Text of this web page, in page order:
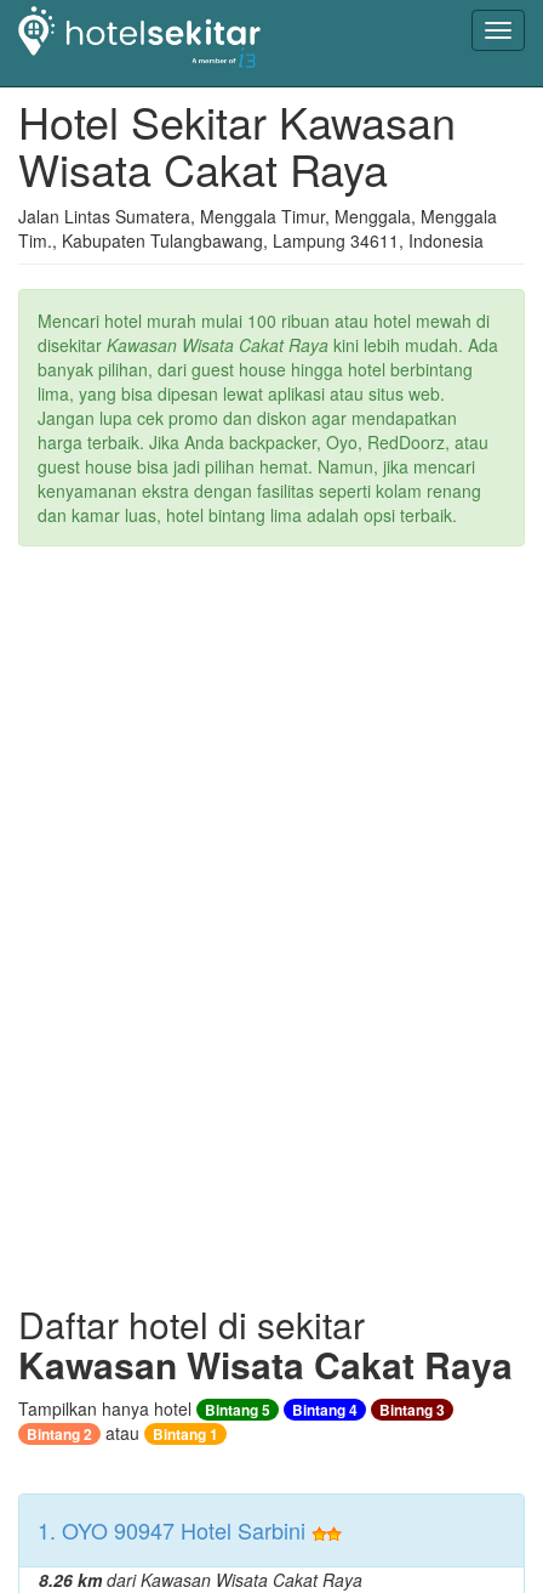
Hotel Sekitar Kawasan
Wisata Cakat Raya
Jalan Lintas Sumatera, Menggala Timur, Menggala, Menggala
Tim., Kabupaten Tulangbawang, Lampung 34611, Indonesia
Mencari hotel murah mulai 100 ribuan atau hotel mewah di
disekitar Kawasan Wisata Cakat Raya kini lebih mudah. Ada
banyak pilihan, dari guest house hingga hotel berbintang
lima, yang bisa dipesan lewat aplikasi atau situs web.
Jangan lupa cek promo dan diskon agar mendapatkan
harga terbaik. Jika Anda backpacker, Oyo, RedDoorz, atau
guest house bisa jadi pilihan hemat. Namun, jika mencari
kenyamanan ekstra dengan fasilitas seperti kolam renang
dan kamar luas, hotel bintang lima adalah opsi terbaik.
Daftar hotel di sekitar
Kawasan Wisata Cakat Raya
Tampilkan hanya hotel Bintang 5 Bintang 4
Bintang 3
Bintang 2
atau Bintang 1
1. OYO 90947 Hotel Sarbini
8.26 kmdari Kawasan Wisata Cakat Raya